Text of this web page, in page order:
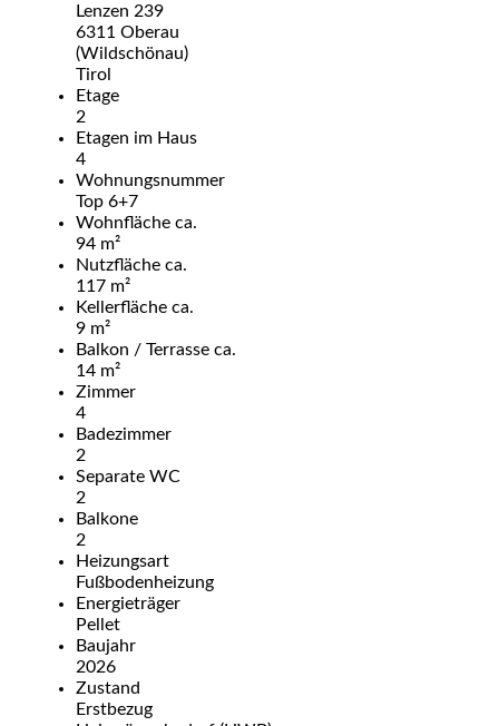
Lenzen 239
6311 Oberau
(Wildschönau)
Tirol
Etage
2
Etagen im Haus
4
Wohnungsnummer
Top 6+7
Wohnfläche ca.
94 m²
Nutzfläche ca.
117 m²
Kellerfläche ca.
9 m²
Balkon / Terrasse ca.
14 m²
Zimmer
4
Badezimmer
2
Separate WC
2
Balkone
2
Heizungsart
Fußbodenheizung
Energieträger
Pellet
Baujahr
2026
Zustand
Erstbezug